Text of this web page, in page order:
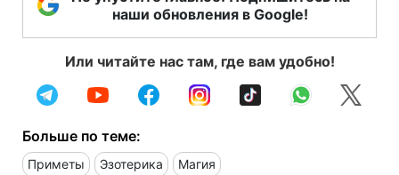
наши обновления в Google!
Или читайте нас там, где вам удобно!
Больше по теме:
Приметы Эзотерика Магия